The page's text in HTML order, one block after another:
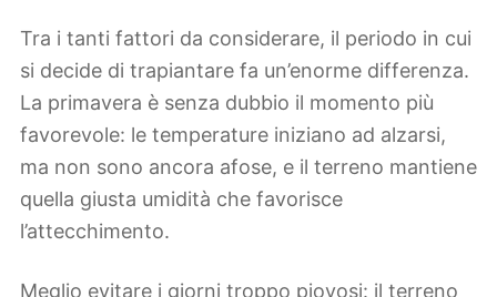
Tra i tanti fattori da considerare, il periodo in cui
si decide di trapiantare fa un’enorme differenza.
La primavera è senza dubbio il momento più
favorevole: le temperature iniziano ad alzarsi,
ma non sono ancora afose, e il terreno mantiene
quella giusta umidità che favorisce
l’attecchimento.
Meglio evitare i giorni troppo piovosi: il terreno